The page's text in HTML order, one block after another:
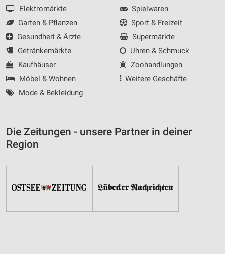
Elektromärkte
Garten & Pflanzen
Gesundheit & Ärzte
Getränkemärkte
Kaufhäuser
Möbel & Wohnen
Mode & Bekleidung
Spielwaren
Sport & Freizeit
Supermärkte
Uhren & Schmuck
Zoohandlungen
Weitere Geschäfte
Die Zeitungen - unsere Partner in deiner
Region
Werbung